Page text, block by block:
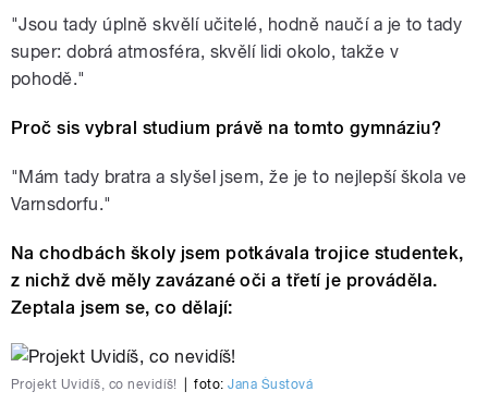
"Jsou tady úplně skvělí učitelé, hodně naučí a je to tady
super: dobrá atmosféra, skvělí lidi okolo, takže v
pohodě."
Proč sis vybral studium právě na tomto gymnáziu?
"Mám tady bratra a slyšel jsem, že je to nejlepší škola ve
Varnsdorfu."
Na chodbách školy jsem potkávala trojice studentek,
z nichž dvě měly zavázané oči a třetí je prováděla.
Zeptala jsem se, co dělají:
Projekt Uvidíš, co nevidíš! foto:Jana Šustová